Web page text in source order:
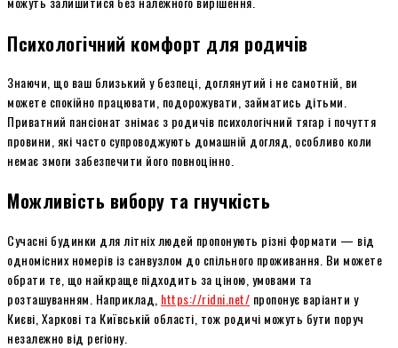
Психологічний комфорт для родичів
Знаючи, що ваш близький у безпеці, доглянутий і не самотній, ви
можете спокійно працювати, подорожувати, займатись дітьми.
Приватний пансіонат знімає з родичів психологічний тягар і почуття
провини, які часто супроводжують домашній догляд, особливо коли
немає змоги забезпечити його повноцінно.
Можливість вибору та гнучкість
Сучасні будинки для літніх людей пропонують різні формати — від
одномісних номерів із санвузлом до спільного проживання. Ви можете
обрати те, що найкраще підходить за ціною, умовами та
розташуванням. Наприклад, https://ridni.net/ пропонує варіанти у
Києві, Харкові та Київській області, тож родичі можуть бути поруч
незалежно від регіону.